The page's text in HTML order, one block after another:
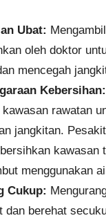
Ubat:
oleh doktor
mencegah
Kebersihan:
rawatan
jangkitan.
kawasan
menggunakan
Cukup:
dan berehat